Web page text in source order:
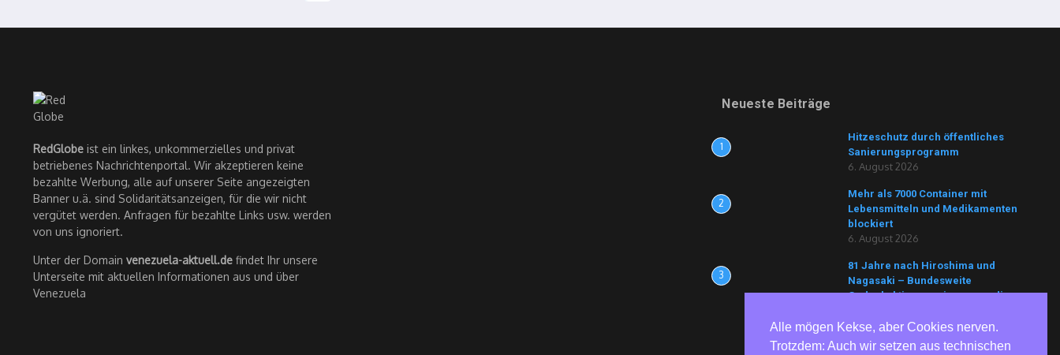
RedGlobe ist ein linkes, unkommerzielles und privat
betriebenes Nachrichtenportal. Wir akzeptieren keine
bezahlte Werbung, alle auf unserer Seite angezeigten
Banner u.ä. sind Solidaritätsanzeigen, für die wir nicht
vergütet werden. Anfragen für bezahlte Links usw. werden
von uns ignoriert.
Unter der Domain venezuela-aktuell.de findet Ihr unsere
Unterseite mit aktuellen Informationen aus und über
Venezuela
Neueste Beiträge
1
Hitzeschutz durch öffentliches
Sanierungsprogramm
6. August 2026
2
Mehr als 7000 Container mit
Lebensmitteln und Medikamenten
blockiert
6. August 2026
3
81 Jahre nach Hiroshima und
Nagasaki – Bundesweite
Gedenkaktionen erinnern an die
6. August 2026
Alle mögen Kekse, aber Cookies nerven.
Trotzdem: Auch wir setzen aus technischen